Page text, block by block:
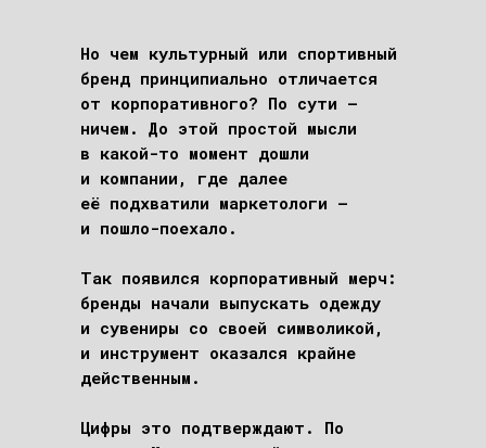
Но чем культурный или спортивный
бренд принципиально отличается
от корпоративного? По сути –
ничем. До этой простой мысли
в какой-то момент дошли
и компании, где далее
её подхватили маркетологи –
и пошло-поехало.
Так появился корпоративный мерч:
бренды начали выпускать одежду
и сувениры со своей символикой,
и инструмент оказался крайне
действенным.
Цифры это подтверждают. По